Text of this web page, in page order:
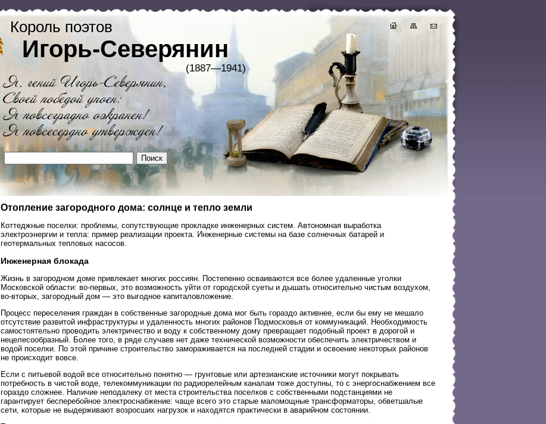
Король поэтов
Игорь-Северянин
(1887—1941)
Отопление загородного дома: солнце и тепло земли
Коттеджные поселки: проблемы, сопутствующие прокладке инженерных систем. Автономная выработка
электроэнергии и тепла: пример реализации проекта. Инженерные системы на базе солнечных батарей и
геотермальных тепловых насосов.
Инженерная блокада
Жизнь в загородном доме привлекает многих россиян. Постепенно осваиваются все более удаленные уголки
Московской области: во-первых, это возможность уйти от городской суеты и дышать относительно чистым воздухом,
во-вторых, загородный дом — это выгодное капиталовложение.
Процесс переселения граждан в собственные загородные дома мог быть гораздо активнее, если бы ему не мешало
отсутствие развитой инфраструктуры и удаленность многих районов Подмосковья от коммуникаций. Необходимость
самостоятельно проводить электричество и воду к собственному дому превращает подобный проект в дорогой и
нецелесообразный. Более того, в ряде случаев нет даже технической возможности обеспечить электричеством и
водой поселки. По этой причине строительство замораживается на последней стадии и освоение некоторых районов
не происходит вовсе.
Если с питьевой водой все относительно понятно — грунтовые или артезианские источники могут покрывать
потребность в чистой воде, телекоммуникации по радиорелейным каналам тоже доступны, то с энергоснабжением все
гораздо сложнее. Наличие неподалеку от места строительства поселков с собственными подстанциями не
гарантирует бесперебойное электроснабжение: чаще всего это старые маломощные трансформаторы, обветшалые
сети, которые не выдерживают возросших нагрузок и находятся практически в аварийном состоянии.